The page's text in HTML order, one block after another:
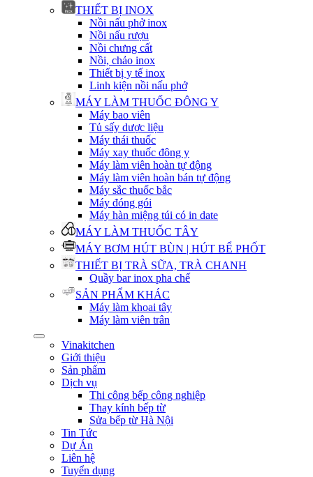
THIẾT BỊ INOX
Nồi nấu phở inox
Nồi nấu rượu
Nồi chưng cất
Nồi, chảo inox
Thiết bị y tế inox
Linh kiện nồi nấu phở
MÁY LÀM THUỐC ĐÔNG Y
Máy bao viên
Tủ sấy dược liệu
Máy thái thuốc
Máy xay thuốc đông y
Máy làm viên hoàn tự động
Máy làm viên hoàn bán tự động
Máy sắc thuốc bắc
Máy đóng gói
Máy hàn miệng túi có in date
MÁY LÀM THUỐC TÂY
MÁY BƠM HÚT BÙN | HÚT BỂ PHỐT
THIẾT BỊ TRÀ SỮA, TRÀ CHANH
Quầy bar inox pha chế
SẢN PHẨM KHÁC
Máy làm khoai tây
Máy làm viên trân
Vinakitchen
Giới thiệu
Sản phẩm
Dịch vụ
Thi công bếp công nghiệp
Thay kính bếp từ
Sửa bếp từ Hà Nội
Tin Tức
Dự Án
Liên hệ
Tuyển dụng